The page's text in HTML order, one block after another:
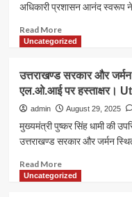
में
किये
के
चेक।
Uttarakhand
24×7
Live
news
अधिकारी प्रशासन आनंद स्वरूप
Read MoreRead
more
से
मुक्ति
के
प्राकृतिक
चिकित्सा
स्वरूप।
Uncategorized
उत्तराखण्ड सरकार और
एल.ओ.आई पर हस्ताक्षर।
admin August 29, 2025
मुख्यमंत्री पुष्कर सिंह धामी की
उत्तराखण्ड सरकार और जर्मन
Read MoreRead
more
Uncategorized